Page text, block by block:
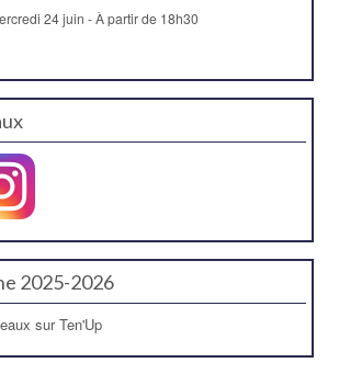
24 juin - À partir de 18h30
2025-2026
sur Ten'Up